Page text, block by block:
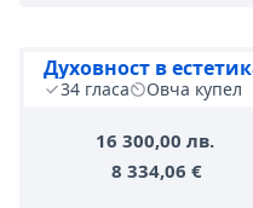
Духовност в
34 гласа Овча купел
16 300,00 лв.
8 334,06 €